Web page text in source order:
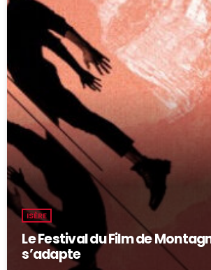
ISÈRE
Le Festival du Film de
s’adapte